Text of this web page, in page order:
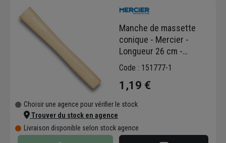
Manche de massette
conique - Mercier -
Longueur 26 cm -
Diamètre 40 x 28 mm -
Code : 151777-1
1,19 €
Choisir une agence pour vérifier le stock
Trouver du stock en agence
Livraison disponible selon stock agence